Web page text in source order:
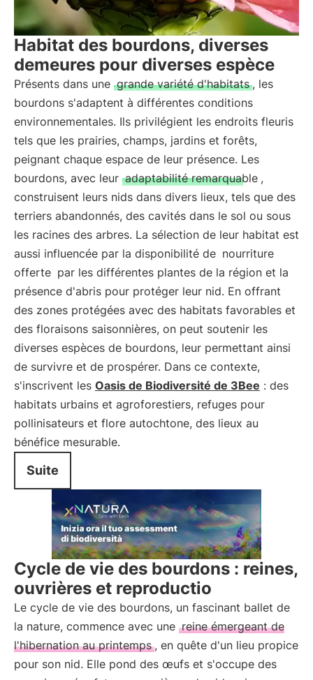
Habitat des bourdons, diverses
demeures pour diverses espèce
Présents dans une grande variété d'habitats , les
bourdons s'adaptent à différentes conditions
environnementales. Ils privilégient les endroits fleuris
tels que les prairies, champs, jardins et forêts,
peignant chaque espace de leur présence. Les
bourdons, avec leur adaptabilité remarquable ,
construisent leurs nids dans divers lieux, tels que des
terriers abandonnés, des cavités dans le sol ou sous
les racines des arbres. La sélection de leur habitat est
aussi influencée par la disponibilité de nourriture
offerte par les différentes plantes de la région et la
présence d'abris pour protéger leur nid. En offrant
des zones protégées avec des habitats favorables et
des floraisons saisonnières, on peut soutenir les
diverses espèces de bourdons, leur permettant ainsi
de survivre et de prospérer. Dans ce contexte,
s'inscrivent les Oasis de Biodiversité de 3Bee : des
habitats urbains et agroforestiers, refuges pour
pollinisateurs et flore autochtone, des lieux au
bénéfice mesurable.
Suite
Cycle de vie des bourdons : reines,
ouvrières et reproductio
Le cycle de vie des bourdons, un fascinant ballet de
la nature, commence avec une reine émergeant de
l'hibernation au printemps , en quête d'un lieu propice
pour son nid. Elle pond des œufs et s'occupe des